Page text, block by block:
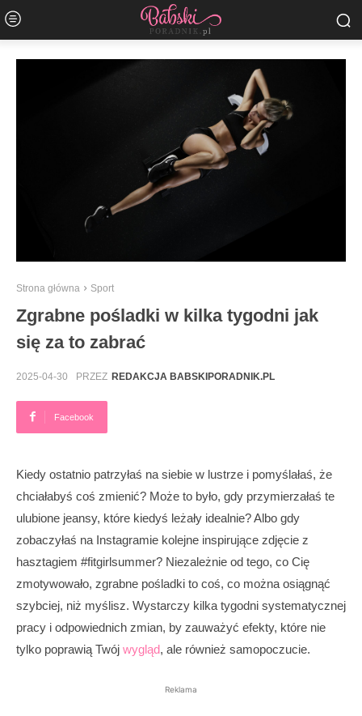
Strona główna Sport
Zgrabne pośladki w kilka tygodni jak
się za to zabrać
2025-04-30 PRZEZ REDAKCJA BABSKIPORADNIK.PL
Facebook
Kiedy ostatnio patrzyłaś na siebie w lustrze i pomyślałaś, że
chciałabyś coś zmienić? Może to było, gdy przymierzałaś te
ulubione jeansy, które kiedyś leżały idealnie? Albo gdy
zobaczyłaś na Instagramie kolejne inspirujące zdjęcie z
hasztagiem #fitgirlsummer? Niezależnie od tego, co Cię
zmotywowało, zgrabne pośladki to coś, co można osiągnąć
szybciej, niż myślisz. Wystarczy kilka tygodni systematycznej
pracy i odpowiednich zmian, by zauważyć efekty, które nie
tylko poprawią Twój wygląd, ale również samopoczucie.
Reklama